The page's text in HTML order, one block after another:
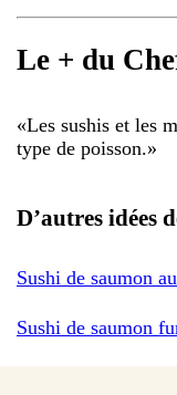
Le + du
«Les sushis et les
type de poisson.»
D’autres idées
Sushi de saumon
Sushi de saumon